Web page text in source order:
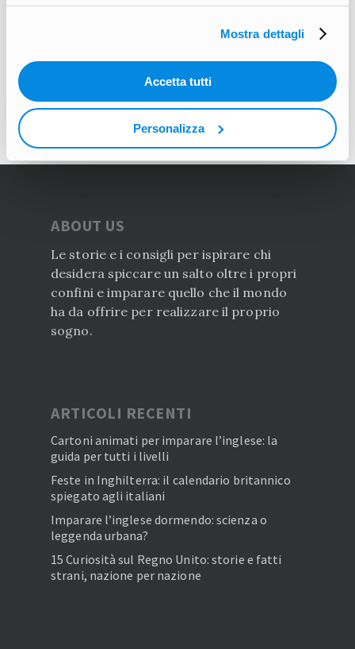
Mostra dettagli
Accetta tutti
Personalizza
Finlandia? Ti abituerai alle poche
ABOUT US
Le storie e i consigli per ispirare chi
desidera spiccare un salto oltre i propri
confini e imparare quello che il mondo
ha da offrire per realizzare il proprio
sogno.
ARTICOLI RECENTI
Cartoni animati per imparare l’inglese: la
guida per tutti i livelli
Feste in Inghilterra: il calendario britannico
spiegato agli italiani
Imparare l’inglese dormendo: scienza o
leggenda urbana?
15 Curiosità sul Regno Unito: storie e fatti
strani, nazione per nazione